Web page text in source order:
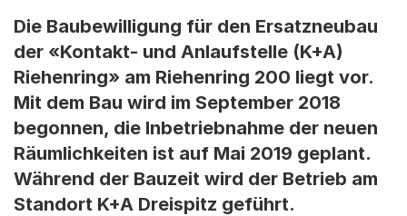
Die Baubewilligung für den Ersatzneubau
der «Kontakt- und Anlaufstelle (K+A)
Riehenring» am Riehenring 200 liegt vor.
Mit dem Bau wird im September 2018
begonnen, die Inbetriebnahme der neuen
Räumlichkeiten ist auf Mai 2019 geplant.
Während der Bauzeit wird der Betrieb am
Standort K+A Dreispitz geführt.